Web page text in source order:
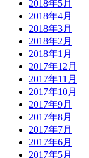
2018年5月
2018年4月
2018年3月
2018年2月
2018年1月
2017年12月
2017年11月
2017年10月
2017年9月
2017年8月
2017年7月
2017年6月
2017年5月